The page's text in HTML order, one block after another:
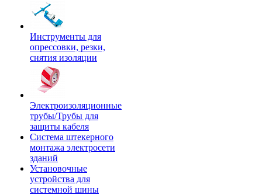
Инструменты для
опрессовки, резки,
снятия изоляции
Электроизоляционные
трубы/Трубы для
защиты кабеля
Система штекерного
монтажа электросети
зданий
Установочные
устройства для
системной шины